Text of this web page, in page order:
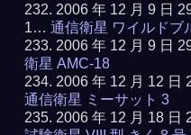
2006 年 12 月 9 日
1…通信衛星 ワイルドブ
2006 年 12 月 9 日
衛星 AMC-18
2006 年 12 月 12 日
通信衛星 ミーサット 3
2006 年 12 月 18